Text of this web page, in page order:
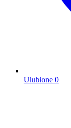
Ulubione 0